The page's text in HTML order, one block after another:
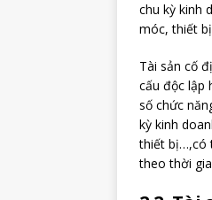
chu kỳ kinh
móc, thiết
Tài sản cố
cấu độc lập
số chức
kỳ kinh
thiết bị…,có
theo thời